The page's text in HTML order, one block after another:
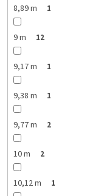
8,89 m 1
9 m 12
9,17 m 1
9,38 m 1
9,77 m 2
10 m 2
10,12 m 1